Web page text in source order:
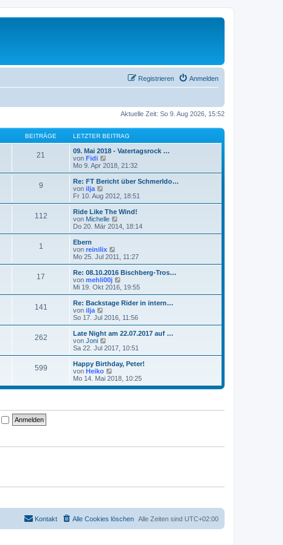
Anmelden
Registrieren
Aktuelle Zeit: So 9. Aug 2026, 15:52
BEITRÄGE LETZTER BEITRAG
21
09. Mai 2018 - Vatertagsrock …
von Fidi
e
u
e
t
r
B
e
i
a
g
Mo 9. Apr 2018, 21:32
9
Re: FT Bericht über Schmerldo…
von ilja
e
u
e
s
t
e
r
a
g
Fr 10. Aug 2012, 18:51
112
Ride Like The Wind!
von Michelle
e
u
e
r
B
e
i
r
g
Do 20. Mär 2014, 18:14
1
Ebern
von reinilix
e
u
e
s
t
B
e
i
r
g
Mo 25. Jul 2011, 11:27
17
Re: 08.10.2016 Bischberg-Tros…
von mehli00j
e
u
e
t
r
B
e
r
g
Mi 19. Okt 2016, 19:55
141
Re: Backstage Rider in intern…
von ilja
e
u
e
s
t
r
B
e
i
t
g
So 17. Jul 2016, 11:56
262
Late Night am 22.07.2017 auf …
von Joni
e
u
e
s
t
r
i
Sa 22. Jul 2017, 10:51
599
Happy Birthday, Peter!
von Heiko
e
u
Mo 14. Mai 2018, 10:25
Alle Zeiten sind UTC+02:00
Alle Cookies löschen
Kontakt